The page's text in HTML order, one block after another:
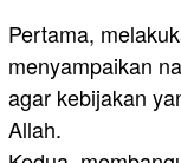
Pertama,
menyampaikan
agar kebijakan
Allah.